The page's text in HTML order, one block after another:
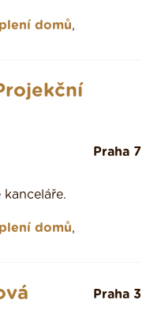
domů,
Praha 7
domů,
Praha 3